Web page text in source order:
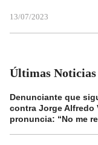
13/07/2023
Últimas Noticias
Denunciante que
contra Jorge Alfredo
pronuncia: “No me